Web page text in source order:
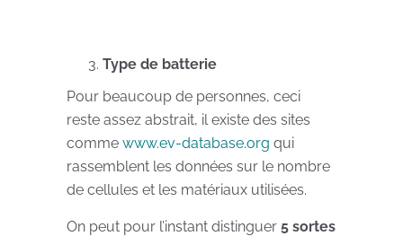
Type de batterie
Pour beaucoup de personnes, ceci
reste assez abstrait, il existe des sites
comme www.ev-database.org qui
rassemblent les données sur le nombre
de cellules et les matériaux utilisées.
On peut pour l’instant distinguer 5 sortes